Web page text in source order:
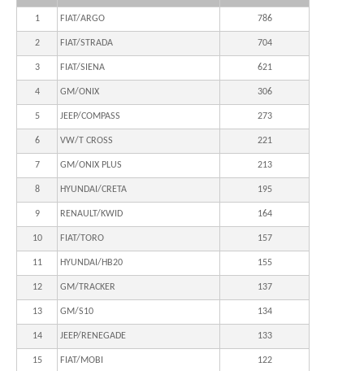
1 FIAT/ARGO 786
2 FIAT/STRADA 704
3 FIAT/SIENA 621
4 GM/ONIX 306
5 JEEP/COMPASS 273
6 VW/T CROSS 221
7 GM/ONIX PLUS 213
8 HYUNDAI/CRETA 195
9 RENAULT/KWID 164
10 FIAT/TORO 157
11 HYUNDAI/HB20 155
12 GM/TRACKER 137
13 GM/S10 134
14 JEEP/RENEGADE 133
15 FIAT/MOBI 122